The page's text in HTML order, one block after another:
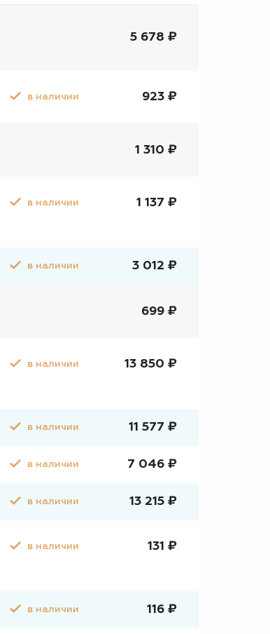
5 678 ₽
в наличии 923 ₽
1 310 ₽
в наличии 1 137 ₽
в наличии 3 012 ₽
699 ₽
в наличии 13 850 ₽
в наличии 11 577 ₽
в наличии 7 046 ₽
в наличии 13 215 ₽
в наличии 131 ₽
в наличии 116 ₽